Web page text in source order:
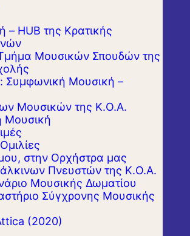
– HUB της Κρατικής
Μουσικών Σπουδών της
Συμφωνική Μουσική –
Μουσικών της Κ.Ο.Α.
Μουσική
στην Ορχήστρα μας
Πνευστών της Κ.Ο.Α.
Μουσικής Δωματίου
Σύγχρονης Μουσικής
(2020)